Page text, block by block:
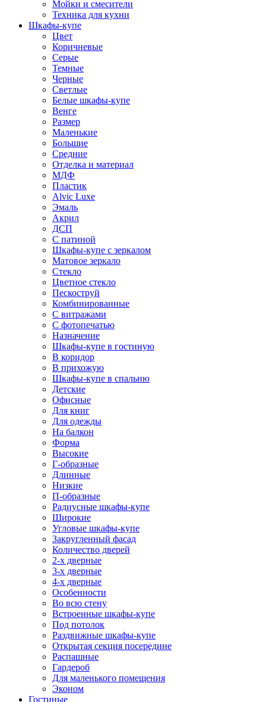
Мойки и смесители
Техника для кухни
Шкафы-купе
Цвет
Коричневые
Серые
Темные
Черные
Светлые
Белые шкафы-купе
Венге
Размер
Маленькие
Большие
Средние
Отделка и материал
МДФ
Пластик
Alvic Luxe
Эмаль
Акрил
ДСП
С патиной
Шкафы-купе с зеркалом
Матовое зеркало
Стекло
Цветное стекло
Пескоструй
Комбинированные
С витражами
С фотопечатью
Назначение
Шкафы-купе в гостиную
В коридор
В прихожую
Шкафы-купе в спальню
Детские
Офисные
Для книг
Для одежды
На балкон
Форма
Высокие
Г-образные
Длинные
Низкие
П-образные
Радиусные шкафы-купе
Широкие
Угловые шкафы-купе
Закругленный фасад
Количество дверей
2-х дверные
3-х дверные
4-х дверные
Особенности
Во всю стену
Встроенные шкафы-купе
Под потолок
Раздвижные шкафы-купе
Открытая секция посередине
Распашные
Гардероб
Для маленького помещения
Эконом
Гостиные